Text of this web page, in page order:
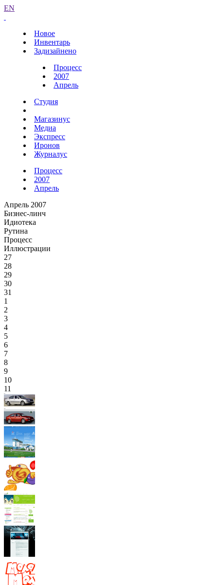
EN
Новое
Инвентарь
Задизайнено
Процесс
2007
Апрель
Студия
Магазинус
Медиа
Экспресс
Иронов
Журналус
Процесс
2007
Апрель
Апрель 2007
Бизнес-линч
Идиотека
Рутина
Процесс
Иллюстрации
27
28
29
30
31
1
2
3
4
5
6
7
8
9
10
11